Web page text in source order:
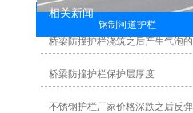
钢制河道护栏
相关新闻
桥梁防撞护栏浇筑之后产生气泡
桥梁防撞护栏保护层厚度
不锈钢护栏厂家价格深跌之后反